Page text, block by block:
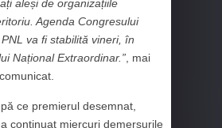
aleși de organizațiile
Agenda Congresului
va fi stabilită vineri, în
Național Extraordinar.” , mai
ce premierul desemnat,
continuat miercuri demersurile